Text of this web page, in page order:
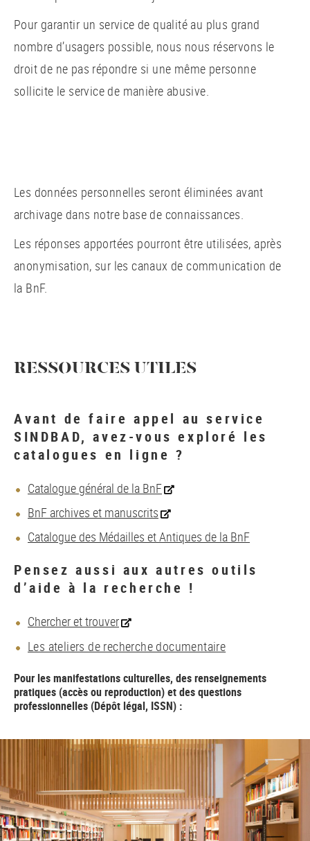
Pour garantir un service de qualité au plus grand
nombre d’usagers possible, nous nous réservons le
droit de ne pas répondre si une même personne
sollicite le service de manière abusive.
Les données personnelles seront éliminées avant
archivage dans notre base de connaissances.
Les réponses apportées pourront être utilisées, après
anonymisation, sur les canaux de communication de
la BnF.
RESSOURCES UTILES
Avant de faire appel au service
SINDBAD, avez-vous exploré les
catalogues en ligne ?
Catalogue général de la BnF
BnF archives et manuscrits
Catalogue des Médailles et Antiques de la BnF
Pensez aussi aux autres outils
d’aide à la recherche !
Chercher et trouver
Les ateliers de recherche documentaire
Pour les manifestations culturelles, des renseignements
pratiques (accès ou reproduction) et des questions
professionnelles (Dépôt légal, ISSN) :